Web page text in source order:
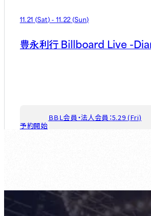
11.21 (Sat)- 11.22 (Sun)
豊永利行Billboard Live -
予約開始
BBL会員・法人会員：5.29 (Fri)